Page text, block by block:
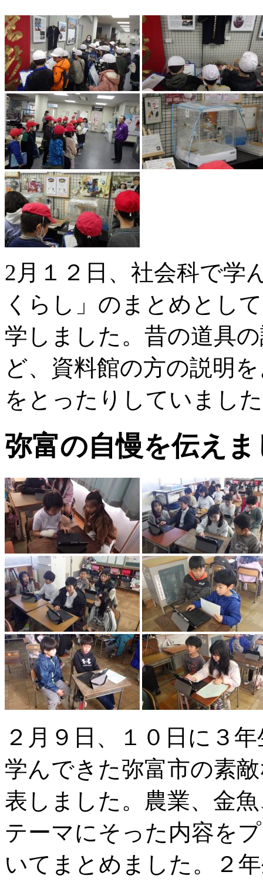
2月１２日、社会科で学
くらし」のまとめとし
学しました。昔の道具
ど、資料館の方の説明
をとったりしていまし
弥富の自慢を伝え
２月９日、１０日に３
学んできた弥富市の素
表しました。農業、金
テーマにそった内容を
いてまとめました。２